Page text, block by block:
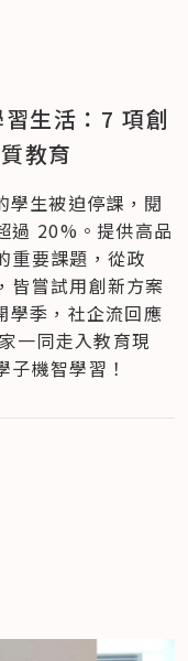
生活：7 項創
教育
生被迫停課，閱
過 20%。提供高品
重要課題，從政
皆嘗試用創新方案
學季，社企流回應
一同走入教育現
機智學習！